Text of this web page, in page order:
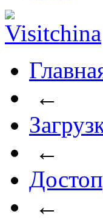
←
←
←